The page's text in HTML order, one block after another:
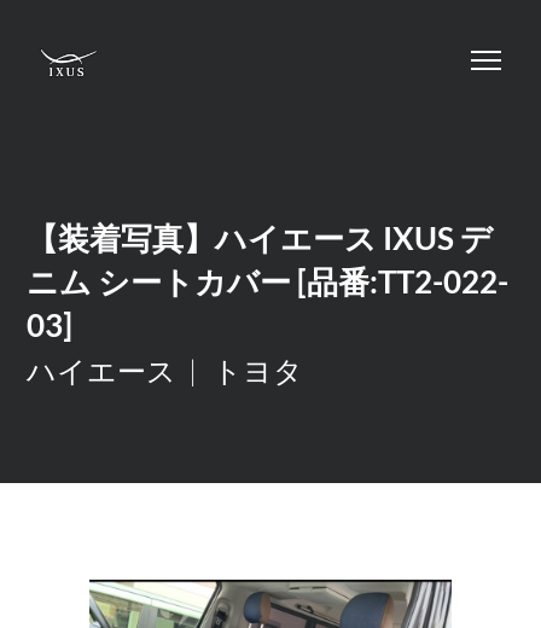
【装着写真】ハイエース IXUS デ
ニム シートカバー [品番:TT2-022-
03]
ハイエース トヨタ